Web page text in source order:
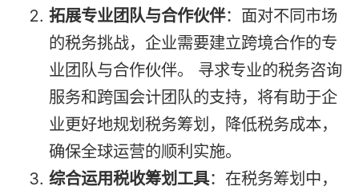
拓展专业团队与合作伙伴：面对不同市场
的税务挑战，企业需要建立跨境合作的专
业团队与合作伙伴。 寻求专业的税务咨询
服务和跨国会计团队的支持，将有助于企
业更好地规划税务筹划，降低税务成本，
确保全球运营的顺利实施。
综合运用税收筹划工具：在税务筹划中，